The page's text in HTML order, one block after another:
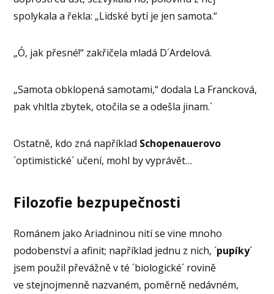
spolykala a řekla: „Lidské bytí je jen samota.“
„Ó, jak přesné!“ zakřičela mladá D´Ardelová.
„Samota obklopená samotami,“ dodala La Francková,
pak vhltla zbytek, otočila se a odešla jinam.´
Ostatně, kdo zná například Schopenauerovo
´optimistické´ učení, mohl by vyprávět…
Filozofie bezpupečnosti
Románem jako Ariadninou nití se vine mnoho
podobenství a afinit; například jednu z nich, ´pupíky´
jsem použil převážně v té ´biologické´ rovině
ve stejnojmenně nazvaném, poměrně nedávném,